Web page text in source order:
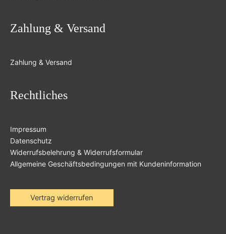
Zahlung & Versand
Zahlung & Versand
Rechtliches
Impressum
Datenschutz
Widerrufsbelehrung & Widerrufsformular
Allgemeine Geschäftsbedingungen mit Kundeninformation
Vertrag widerrufen